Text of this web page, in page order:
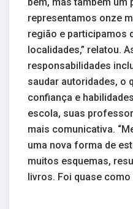
representamos onze
região e participamos
localidades,” relatou.
responsabilidades
saudar autoridades, o
confiança e
escola, suas
mais comunicativa.
uma nova forma de
muitos esquemas,
livros. Foi quase